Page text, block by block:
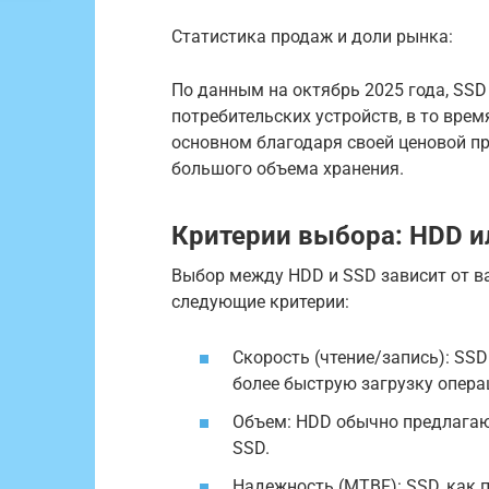
Статистика продаж и доли рынка:
По данным на октябрь 2025 года,
потребительских устройств, в то
основном благодаря своей ценовой
большого объема хранения.
Критерии выбора: HDD
Выбор между HDD и SSD зависит от
следующие критерии:
Скорость (чтение/запись):
более быструю загрузку
Объем: HDD обычно
SSD.